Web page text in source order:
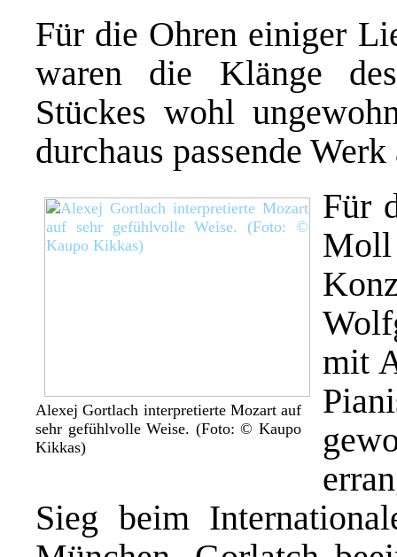
Für die Ohren einiger
waren die Klänge des
Stückes wohl
durchaus passende
Alexej Gortlach interpretierte Mozart auf
sehr gefühlvolle Weise. (Foto: © Kaupo
Kikkas)
Für
mit
Sieg beim